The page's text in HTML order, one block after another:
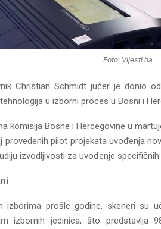
Foto: Vijesti.ba
Christian Schmidt jučer je donio
u izborni proces u Bosni i
komisija Bosne i Hercegovine u
provedenih pilot projekata uvođenja
izvodljivosti za uvođenje
izborima prošle godine, skeneri su
izbornih jedinica, što predstavlja